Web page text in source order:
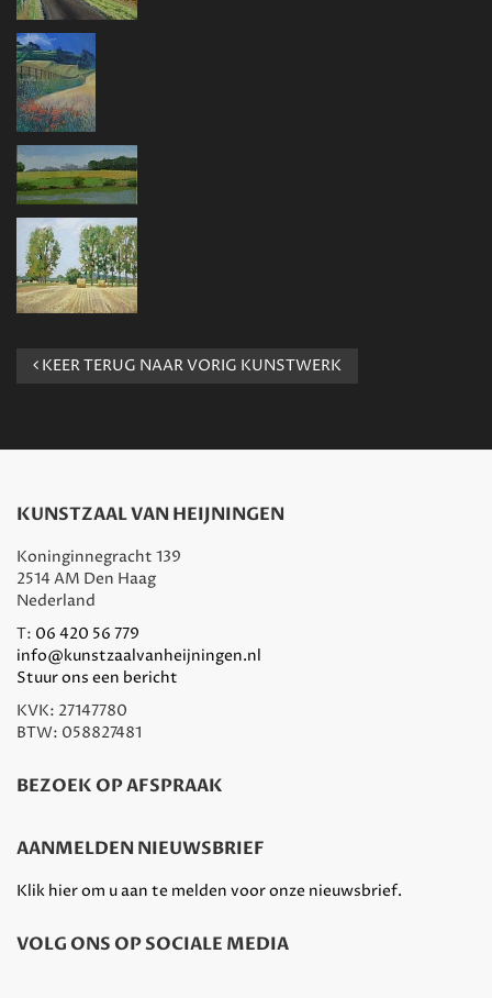
KEER TERUG NAAR VORIG KUNSTWERK
KUNSTZAAL VAN HEIJNINGEN
Koninginnegracht 139
2514 AM Den Haag
Nederland
T: 06 420 56 779
info@kunstzaalvanheijningen.nl
Stuur ons een bericht
KVK: 27147780
BTW: 058827481
BEZOEK OP AFSPRAAK
AANMELDEN NIEUWSBRIEF
Klik hier om u aan te melden voor onze nieuwsbrief.
VOLG ONS OP SOCIALE MEDIA